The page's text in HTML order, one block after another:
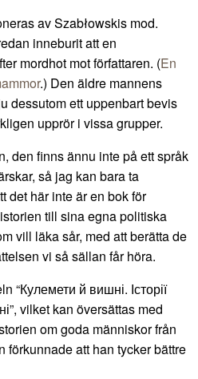
av Szabłowskis mod.
inneburit att en
mordhot mot författaren. (En
.) Den äldre mannens
dessutom ett uppenbart bevis
upprör i vissa grupper.
den finns ännu inte på ett språk
så jag kan bara ta
det här inte är en bok för
till sina egna politiska
vill läka sår, med att berätta de
vi så sällan får höra.
“Кулемети й вишні. Історії
vilket kan översättas med
om goda människor från
förkunnade att han tycker bättre